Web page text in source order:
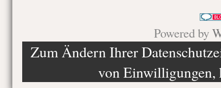
Powered by
Zum Ändern Ihrer
von